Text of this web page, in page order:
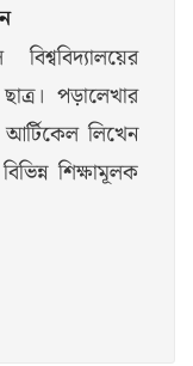
পড়ালেখার
আর্টিকেল লিখেন
শিক্ষামূলক